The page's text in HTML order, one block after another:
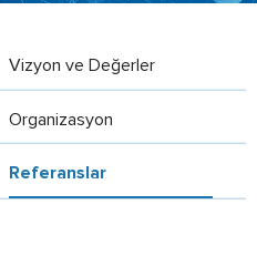
Vizyon ve Değerler
Organizasyon
Referanslar